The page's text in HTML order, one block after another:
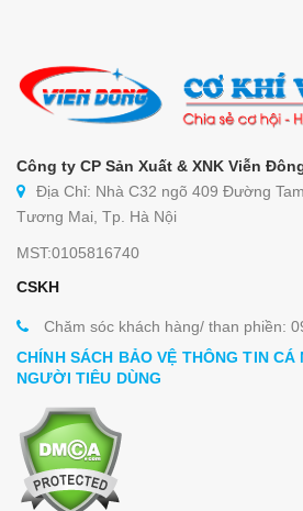
Công ty CP Sản Xuất & XNK Viễn
Địa Chỉ: Nhà C32 ngõ 409 Đường
Tương Mai, Tp. Hà Nội
MST:0105816740
CSKH
Chăm sóc khách hàng/ than phiền:
CHÍNH SÁCH BẢO VỆ THÔNG TIN CÁ
NGƯỜI TIÊU DÙNG